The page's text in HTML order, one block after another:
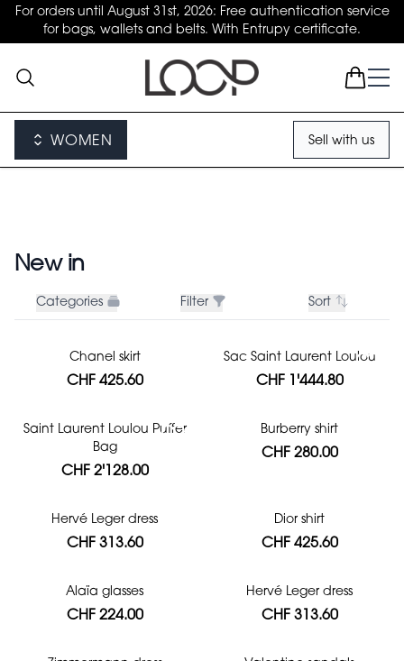
For orders until August 31st, 2026: Free authentication service
for bags, wallets and belts. With Entrupy certificate.
WOMEN Sell with us
New in
Categories Filter Sort
Chanel skirt
CHF 425.60
Sac Saint Laurent Loulou
CHF 1'444.80
Saint Laurent Loulou Puffer
Bag
CHF 2'128.00
Burberry shirt
CHF 280.00
Hervé Leger dress
CHF 313.60
Dior shirt
CHF 425.60
Alaïa glasses
CHF 224.00
Hervé Leger dress
CHF 313.60